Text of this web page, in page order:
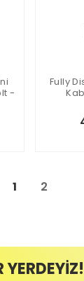
-
Fully
1 2
YERDEYİZ!